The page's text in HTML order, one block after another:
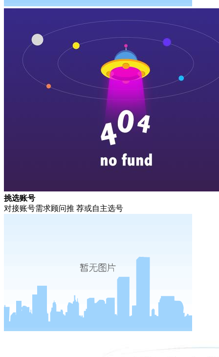
挑选账号
对接账号需求顾问推 荐或自主选号